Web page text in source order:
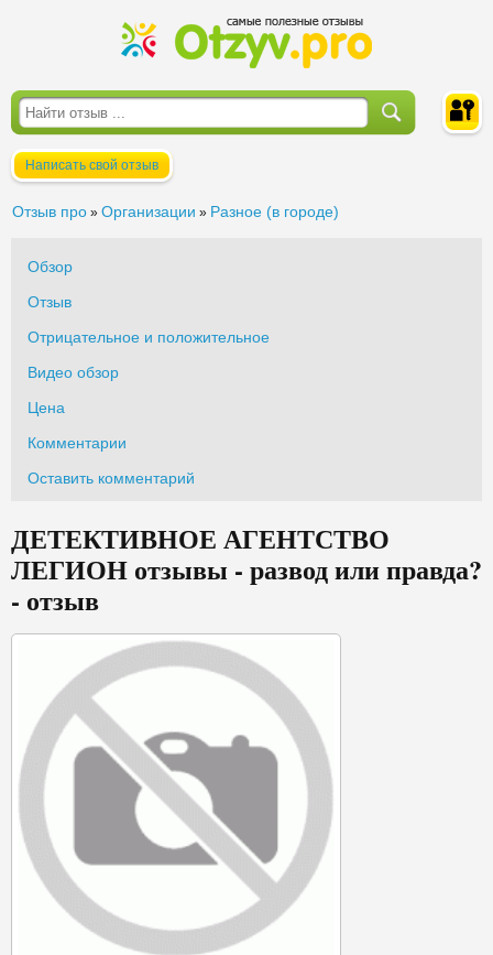
Написать свой отзыв
Отзыв про » Организации » Разное (в городе)
Обзор
Отзыв
Отрицательное и положительное
Видео обзор
Цена
Комментарии
Оставить комментарий
ДЕТЕКТИВНОЕ АГЕНТСТВО
ЛЕГИОН отзывы - развод или правда?
- отзыв